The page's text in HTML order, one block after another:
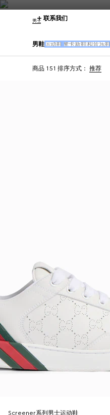
联系我们
男士
男鞋 运动鞋 摩卡新鞋和音乐鞋
商品 151 排序方式： 推荐
Screener系列男士运动鞋